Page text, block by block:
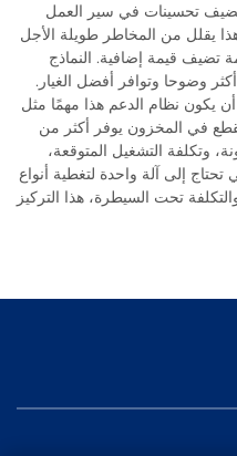
تضيف تحسينات في سير العمل
يقلل من المخاطر طويلة الأجل
تضيف قيمة إضافية. النماذج
وضوحا وتوافر أفضل الغيار.
يكون نظام الدعم هذا مهمًا مثل
في المخزون يوفر أكثر من
وتكلفة التشغيل المتوقعة،
إلى آلة واحدة لتغطية أنواع
تحت السيطرة، هذا التركيز